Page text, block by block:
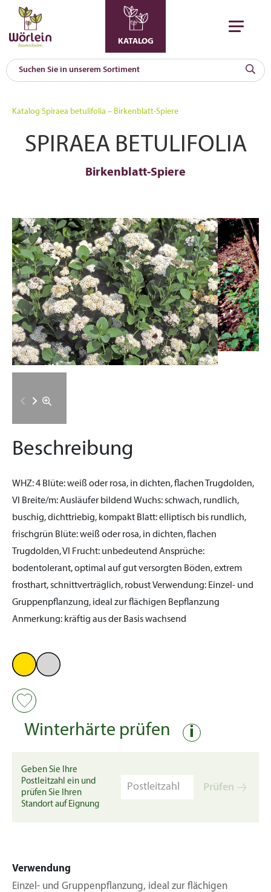
KATALOG
Katalog Spiraea betulifolia – Birkenblatt-Spiere
SPIRAEA BETULIFOLIA
Birkenblatt-Spiere
Beschreibung
WHZ:4 Blüte:weiß oder rosa, in dichten, flachen Trugdolden,
VI Breite/m:Ausläufer bildend Wuchs:schwach, rundlich,
buschig, dichttriebig, kompakt Blatt:elliptisch bis rundlich,
frischgrün Blüte:weiß oder rosa, in dichten, flachen
Trugdolden, VI Frucht: unbedeutend Ansprüche:
bodentolerant, optimal auf gut versorgten Böden, extrem
frosthart, schnittverträglich, robustVerwendung: Einzel- und
Gruppenpflanzung, ideal zur flächigen Bepflanzung
Anmerkung: kräftig aus der Basis wachsend
Winterhärte prüfen i
Geben Sie Ihre
Postleitzahl ein und
prüfen Sie Ihren
Standort auf Eignung
Prüfen
Verwendung
Einzel- und Gruppenpflanzung, ideal zur flächigen